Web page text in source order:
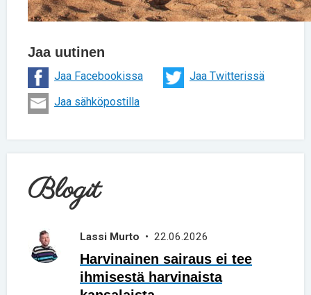
Jaa uutinen
Jaa Facebookissa
Jaa Twitterissä
Jaa sähköpostilla
Blogit
Lassi Murto • 22.06.2026
Harvinainen sairaus ei tee
ihmisestä harvinaista